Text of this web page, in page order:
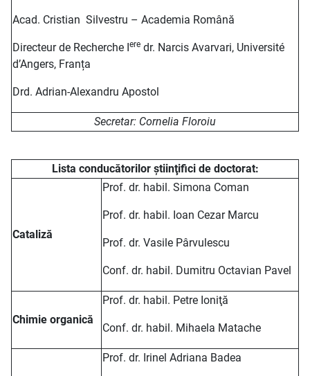
Acad. Cristian Silvestru – Academia Română
Directeur de Recherche I ere dr. Narcis Avarvari, Université
d’Angers, Franța
Drd. Adrian-Alexandru Apostol
Secretar: Cornelia Floroiu
Lista conducătorilor ştiinţifici de doctorat:
Cataliză
Prof. dr. habil. Simona Coman
Prof. dr. habil. Ioan Cezar Marcu
Prof. dr. Vasile Pârvulescu
Conf. dr. habil. Dumitru Octavian Pavel
Chimie organică
Prof. dr. habil. Petre Ioniţă
Conf. dr. habil. Mihaela Matache
Prof. dr. Irinel Adriana Badea